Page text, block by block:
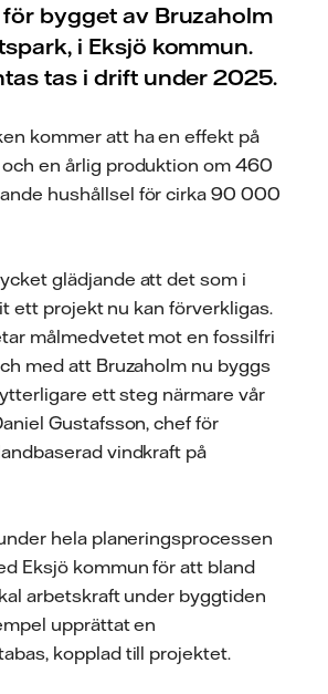
bygget av Bruzaholm
i Eksjö kommun.
tas i drift under 2025.
kommer att ha en effekt på
en årlig produktion om 460
hushållsel för cirka 90 000
glädjande att det som i
ett projekt nu kan förverkligas.
målmedvetet mot en fossilfri
med att Bruzaholm nu byggs
ett steg närmare vår
Gustafsson, chef för
vindkraft på
hela planeringsprocessen
Eksjö kommun för att bland
arbetskraft under byggtiden
upprättat en
kopplad till projektet.